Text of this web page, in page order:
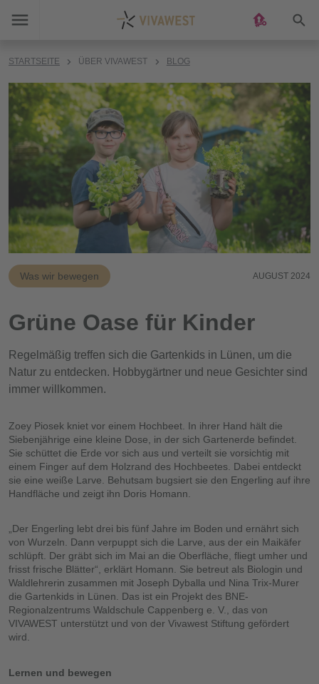
STARTSEITE ÜBER VIVAWEST BLOG
Was wir bewegen AUGUST 2024
Grüne Oase für Kinder
Regelmäßig treffen sich die Gartenkids in Lünen, um die
Natur zu entdecken. Hobbygärtner und neue Gesichter sind
immer willkommen.
Zoey Piosek kniet vor einem Hochbeet. In ihrer Hand hält die
Siebenjährige eine kleine Dose, in der sich Gartenerde befindet.
Sie schüttet die Erde vor sich aus und verteilt sie vorsichtig mit
einem Finger auf dem Holzrand des Hochbeetes. Dabei entdeckt
sie eine weiße Larve. Behutsam bugsiert sie den Engerling auf ihre
Handfläche und zeigt ihn Doris Homann.
„Der Engerling lebt drei bis fünf Jahre im Boden und ernährt sich
von Wurzeln. Dann verpuppt sich die Larve, aus der ein Maikäfer
schlüpft. Der gräbt sich im Mai an die Oberfläche, fliegt umher und
frisst frische Blätter“, erklärt Homann. Sie betreut als Biologin und
Waldlehrerin zusammen mit Joseph Dyballa und Nina Trix-Murer
die Gartenkids in Lünen. Das ist ein Projekt des BNE-
Regionalzentrums Waldschule Cappenberg e. V., das von
VIVAWEST unterstützt und von der Vivawest Stiftung gefördert
wird.
Lernen und bewegen